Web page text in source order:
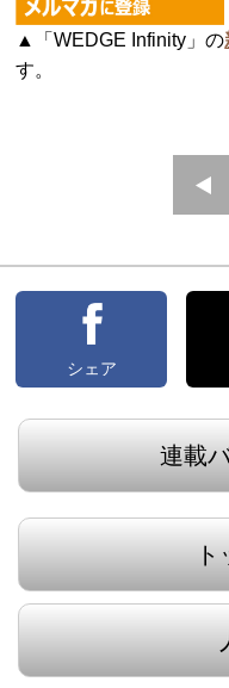
▲「WEDGE Infinity」の
す。
シェア
連載